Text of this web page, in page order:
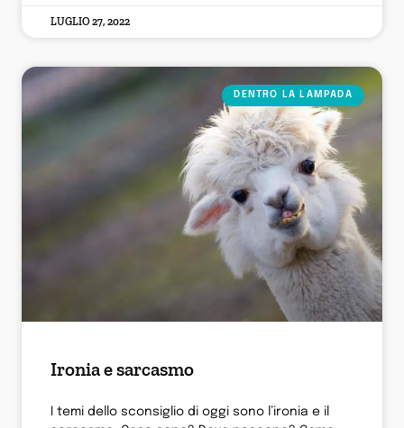
LUGLIO 27, 2022
DENTRO LA LAMPADA
Ironia e sarcasmo
I temi dello sconsiglio di oggi sono l’ironia e il